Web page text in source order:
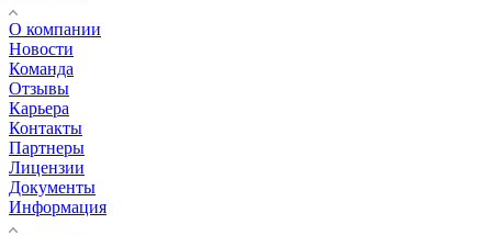
О компании
Новости
Команда
Отзывы
Карьера
Контакты
Партнеры
Лицензии
Документы
Информация